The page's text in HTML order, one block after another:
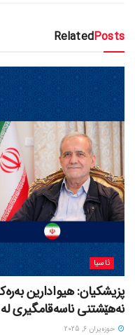
RelatedPosts
ئاسیا
پزیشکیان: هیوادارین
نەهێشتنی ناسەقامگیری
حوزه‌یران 6, 2025